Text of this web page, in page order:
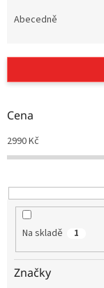
r
d
k
t
Abecedně
Cena
2990Kč
Na skladě 1
Značky